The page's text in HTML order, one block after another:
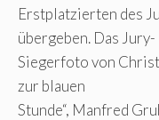
Erstplatzierten des
übergeben. Das Jury-
Siegerfoto von
zur blauen
Stunde“, Manfred